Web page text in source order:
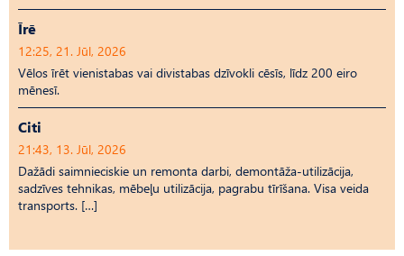
Īrē
12:25, 21. Jūl, 2026
Vēlos īrēt vienistabas vai divistabas dzīvokli cēsīs, līdz 200 eiro
mēnesī.
Citi
21:43, 13. Jūl, 2026
Dažādi saimnieciskie un remonta darbi, demontāža-utilizācija,
sadzīves tehnikas, mēbeļu utilizācija, pagrabu tīrīšana. Visa veida
transports. […]